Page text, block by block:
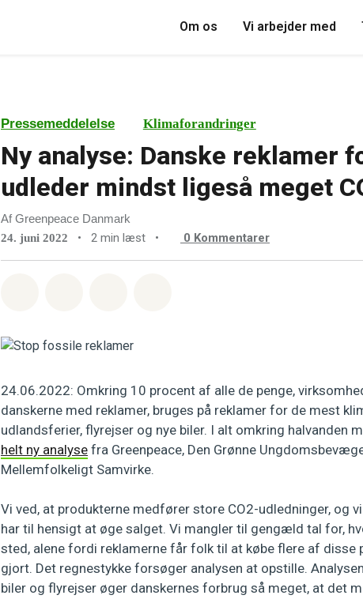
Om os Vi arbejder med
Pressemeddelelse Klimaforandringer
Ny analyse: Danske reklamer
udleder mindst ligeså meget
Af Greenpeace Danmark
24. juni 2022 • 2 min læst • 0 Kommentarer
24.06.2022: Omkring 10 procent af alle de penge,
danskerne med reklamer, bruges på reklamer for de mest
udlandsferier, flyrejser og nye biler. I alt omkring halvanden
helt ny analyse fra Greenpeace, Den Grønne
Mellemfolkeligt Samvirke.
Vi ved, at produkterne medfører store CO2-udledninger, og
har til hensigt at øge salget. Vi mangler til gengæld tal for,
sted, alene fordi reklamerne får folk til at købe flere af disse
gjort. Det regnestykke forsøger analysen at opstille.
biler og flyrejser øger danskernes forbrug så meget, at det